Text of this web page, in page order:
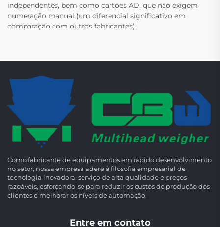
independentes, bem como cartões AD, que não exigem
numeração manual (um diferencial significativo em
comparação com outros fabricantes).
Como fabricante de equipamentos em rápido desenvolvimento
no setor, nossa empresa adere à filosofia empresarial de
tecnologia inovadora, serviço de alta qualidade e preços
razoáveis, esforçando-se para reduzir os custos de produção dos
clientes e melhorar os níveis de automação,
Entre em contato